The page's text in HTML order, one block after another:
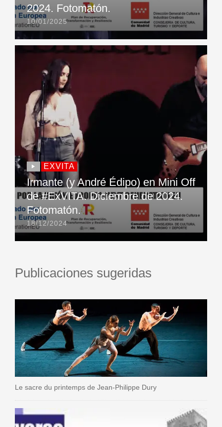
2024. Fotomatón.
10/01/2025
EXVITA
Irmante (y André Édipo) en Mini Off
de #ExVITA. Diciembre de 2024.
Fotomatón.
18/12/2024
Publicaciones sugeridas
Le sacre du printemps de Jean-Philippe Dury